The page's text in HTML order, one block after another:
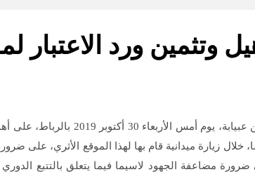
وتثمين ورد الاعتبار
أكد وزير الثقافة والشباب والرياضة
خلال زيارة ميدانية قام بها لهذا الموقع الأثري، على
ضرورة مضاعفة الجهود لاسيما فيما يتعلق بالتتبع